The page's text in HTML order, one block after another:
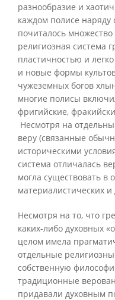
разнообразие и
каждом полисе
почиталось
религиозная система
пластичностью и
и новые формы
чужеземных богов
многие полисы
фригийские,
Несмотря на
веру (связанные
историческими
система отличалась
могла существовать в
материалистических
Несмотря на то, что
каких-либо духовных
целом имела
отдельные
собственную
традиционные
придавали духовным